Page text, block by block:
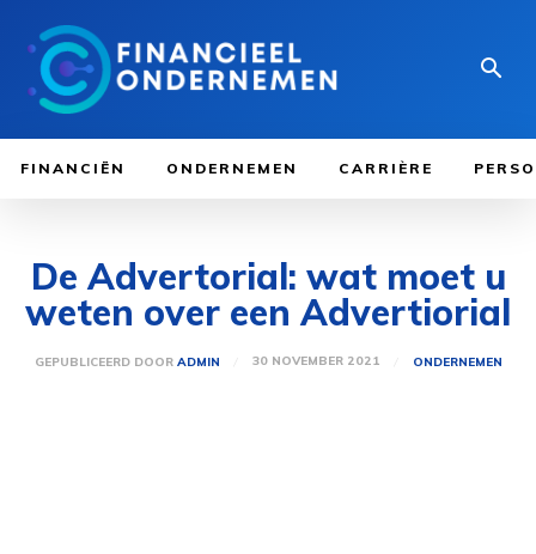
FINANCIËN ONDERNEMEN CARRIÈRE
De Advertorial: wat moet u
weten over een Advertiorial
GEPUBLICEERD DOOR ADMIN 30 NOVEMBER 2021 ONDERNEMEN